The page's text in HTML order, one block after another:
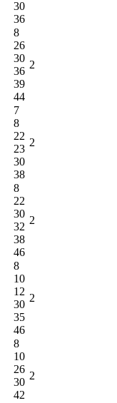
30
36
8
26
30
36
39
44
2
7
8
22
23
30
38
2
8
22
30
32
38
46
2
8
10
12
30
35
46
2
8
10
26
30
42
2